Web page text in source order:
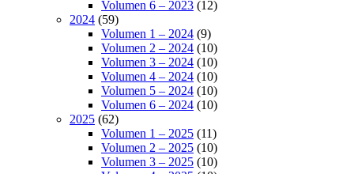
Volumen 6 – 2023 (12)
2024 (59)
Volumen 1 – 2024 (9)
Volumen 2 – 2024 (10)
Volumen 3 – 2024 (10)
Volumen 4 – 2024 (10)
Volumen 5 – 2024 (10)
Volumen 6 – 2024 (10)
2025 (62)
Volumen 1 – 2025 (11)
Volumen 2 – 2025 (10)
Volumen 3 – 2025 (10)